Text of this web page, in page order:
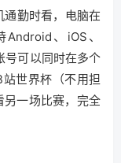
勤时看，电脑在
Android、iOS、
号可以同时在多个
世界杯（不用担
另一场比赛，完全